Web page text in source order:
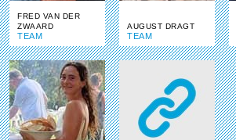
FRED VAN DER
ZWAARD
TEAM
AUGUST DRAGT
TEAM